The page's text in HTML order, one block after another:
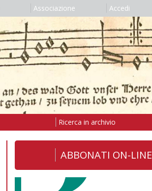
Associazione Accedi
Ricerca in archivio
ABBONATI ON-LINE